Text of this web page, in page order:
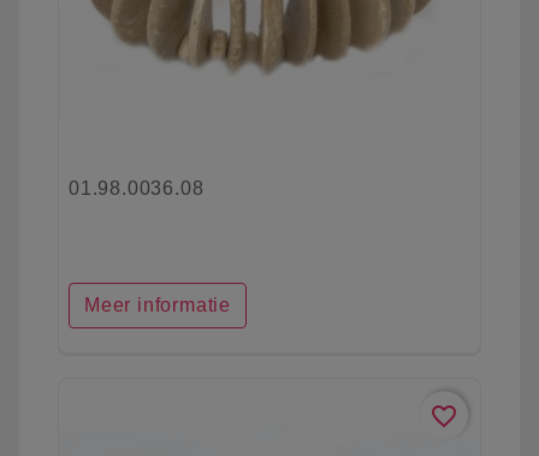
01.98.0036.08
Meer informatie
favorite_border